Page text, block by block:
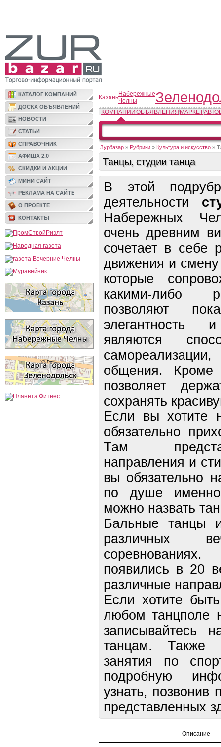
КАТАЛОГ КОМПАНИЙ
ДОСКА ОБЪЯВЛЕНИЙ
НОВОСТИ
СТАТЬИ
СПРАВОЧНИК
АФИША 2.0
СКИДКИ И АКЦИИ
МИНИ САЙТ
РЕКЛАМА НА САЙТЕ
О ПРОЕКТЕ
КОНТАКТЫ
КазаньНабережные
Челны
КОМПАНИИ ОБЪЯВЛЕНИЯ МАРКЕТ
Зурбазар » Рубрики » Культура и искусство »
Танцы, студии танца
В этой
деятельности
Набережных
очень древним
сочетает в себе
движения и
которые
какими-либо
позволяют
элегантность
являются
общения. Кроме
позволяет
сохранять
Если вы хотите
обязательно
Там
направления и
вы обязательно
по душе
можно назвать
Бальные танцы
различных
появились в 20
различные
Если хотите
любом танцполе
записывайтесь
танцам. Также
занятия по
подробную
узнать,
представленных
Описание